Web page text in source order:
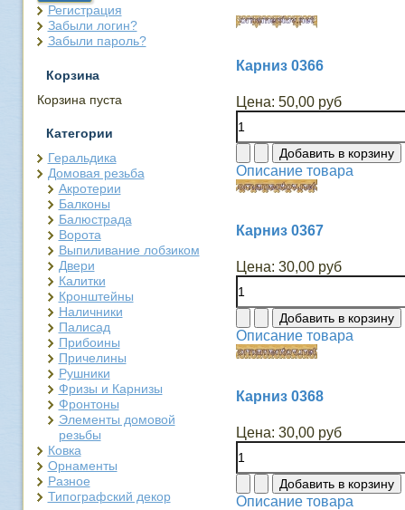
Регистрация
Забыли логин?
Забыли пароль?
Корзина
Корзина пуста
Категории
Геральдика
Домовая резьба
Акротерии
Балконы
Балюстрада
Ворота
Выпиливание лобзиком
Двери
Калитки
Кронштейны
Наличники
Палисад
Прибоины
Причелины
Рушники
Фризы и Карнизы
Фронтоны
Элементы домовой
резьбы
Ковка
Орнаменты
Разное
Типографский декор
Карниз 0366
Цена: 50,00 руб
Описание товара
Карниз 0367
Цена: 30,00 руб
Описание товара
Карниз 0368
Цена: 30,00 руб
Описание товара